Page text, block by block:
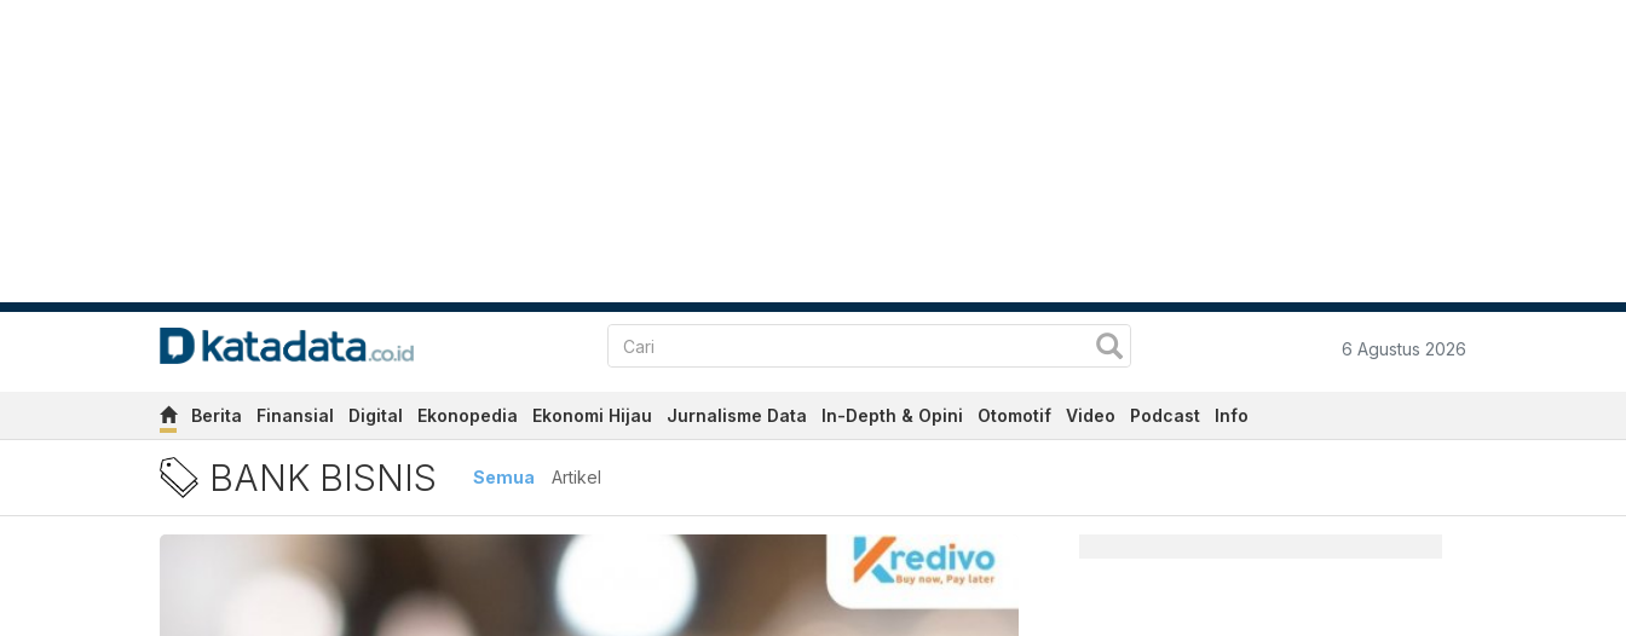
6 Agustus 2026
Berita Finansial Digital Ekonopedia Ekonomi Hijau Jurnalisme Data In-Depth & Opini Otomotif Video Podcast Info
Berita Bank Bisnis Terbaru dan Terkini Hari Ini - Katadata.co.id
BANK BISNIS Semua Artikel